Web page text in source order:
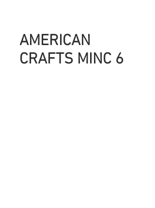
AMERICAN
CRAFTS MINC 6